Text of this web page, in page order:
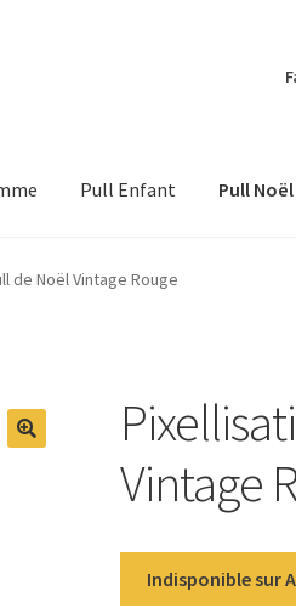
Pull Enfant Pull
de Noël Vintage Rouge
Vintage
Indisponible sur